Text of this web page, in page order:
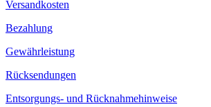
Versandkosten
Bezahlung
Gewährleistung
Rücksendungen
Entsorgungs- und Rücknahmehinweise